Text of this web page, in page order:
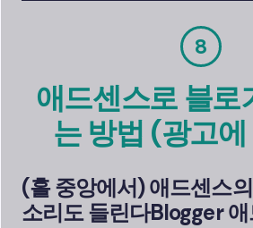
8
애드센스로 블로
는 방법 (광고
(홀 중앙에서) 애드센스
소리도 들린다Blogger